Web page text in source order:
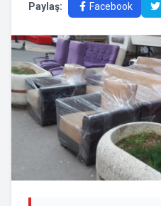
Paylaş: Facebook